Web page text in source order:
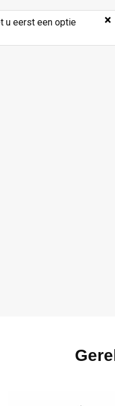
u eerst een optie
×